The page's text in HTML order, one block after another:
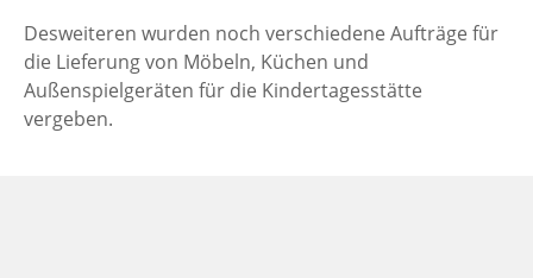
Desweiteren wurden noch verschiedene Aufträge für
die Lieferung von Möbeln, Küchen und
Außenspielgeräten für die Kindertagesstätte
vergeben.